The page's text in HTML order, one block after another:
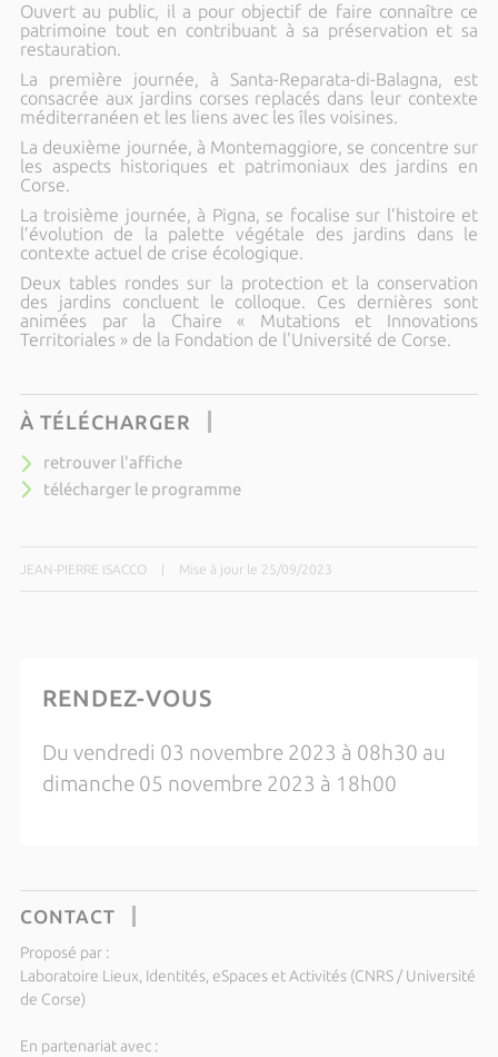
Ouvert au public, il a pour objectif de faire connaître ce
patrimoine tout en contribuant à sa préservation et sa
restauration.
La première journée, à Santa-Reparata-di-Balagna, est
consacrée aux jardins corses replacés dans leur contexte
méditerranéen et les liens avec les îles voisines.
La deuxième journée, à Montemaggiore, se concentre sur
les aspects historiques et patrimoniaux des jardins en
Corse.
La troisième journée, à Pigna, se focalise sur l’histoire et
l’évolution de la palette végétale des jardins dans le
contexte actuel de crise écologique.
Deux tables rondes sur la protection et la conservation
des jardins concluent le colloque. Ces dernières sont
animées par la Chaire « Mutations et Innovations
Territoriales » de la Fondation de l'Université de Corse.
À TÉLÉCHARGER
retrouver l'affiche
télécharger le programme
JEAN-PIERRE ISACCO Mise à jour le 25/09/2023
RENDEZ-VOUS
Du vendredi 03 novembre 2023 à 08h30 au
dimanche 05 novembre 2023 à 18h00
CONTACT
Proposé par :
Laboratoire Lieux, Identités, eSpaces et Activités (CNRS / Université
de Corse)
En partenariat avec :